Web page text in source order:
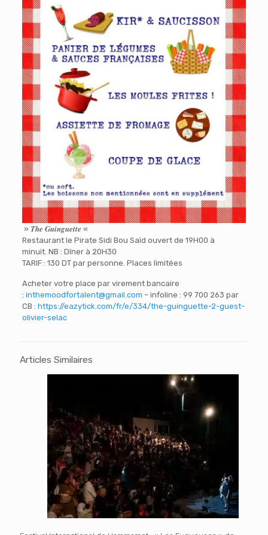
» 𝑻𝒉𝒆 𝑮𝒖𝒊𝒏𝒈𝒖𝒆𝒕𝒕𝒆 «
Restaurant le Pirate Sidi Bou Saïd ouvert de 19H00 à
minuit. NB : Dîner à 20H30
TARIF : 130 DT par personne. Places limitées
Acheter votre place par virement bancaire
: inthemoodfortalent@gmail.com – infoline : 99 700 263 par
CB : https://eazytick.com/fr/e/334/the-guinguette-2-guest-
olivier-selac
Articles Similaires